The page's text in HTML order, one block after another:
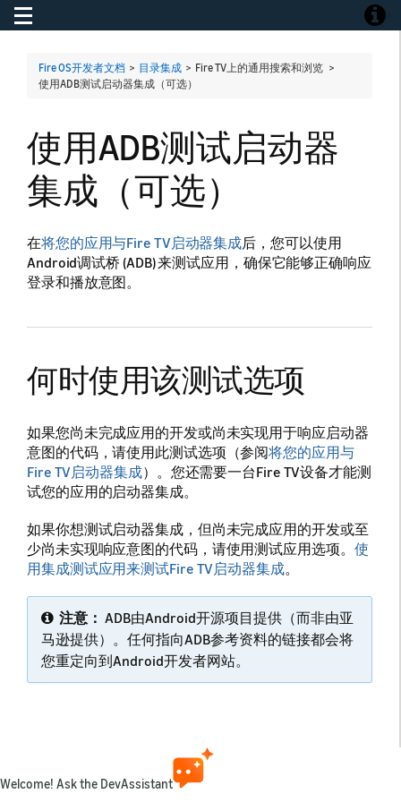
Toggle navigation
Fire OS开发者文档 > 目录集成 > Fire TV上的通用搜索和浏览 >
使用ADB测试启动器集成（可选）
使用ADB测试启动器
集成（可选）
在将您的应用与Fire TV启动器集成后，您可以使用
Android调试桥 (ADB) 来测试应用，确保它能够正确响应
登录和播放意图。
何时使用该测试选项
如果您尚未完成应用的开发或尚未实现用于响应启动器
意图的代码，请使用此测试选项（参阅将您的应用与
Fire TV启动器集成）。您还需要一台Fire TV设备才能测
试您的应用的启动器集成。
如果你想测试启动器集成，但尚未完成应用的开发或至
少尚未实现响应意图的代码，请使用测试应用选项。 使
用集成测试应用来测试Fire TV启动器集成。
注意： ADB由Android开源项目提供（而非由亚
马逊提供）。任何指向ADB参考资料的链接都会将
您重定向到Android开发者网站。
借助ADB，使用以下大致流程来测试您的Fire TV启动器
Welcome! Ask the DevAssistant